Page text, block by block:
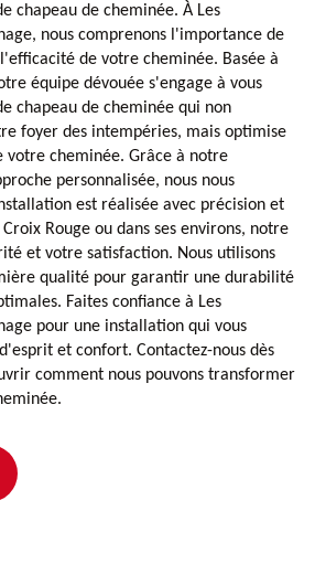
chapeau de cheminée. À Les
nous comprenons l'importance de
de votre cheminée. Basée à
équipe dévouée s'engage à vous
chapeau de cheminée qui non
foyer des intempéries, mais optimise
cheminée. Grâce à notre
personnalisée, nous nous
est réalisée avec précision et
Rouge ou dans ses environs, notre
et votre satisfaction. Nous utilisons
qualité pour garantir une durabilité
Faites confiance à Les
pour une installation qui vous
et confort. Contactez-nous dès
comment nous pouvons transformer